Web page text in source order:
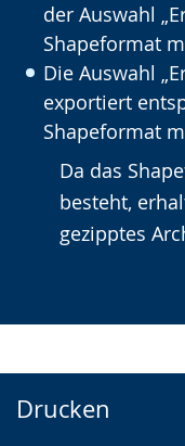
der Auswahl
Shapeformat
Die Auswahl
exportiert
Shapeformat
Da das
besteht,
gezipptes
Drucken